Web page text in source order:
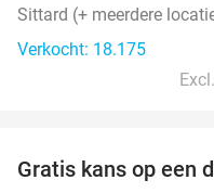
Sittard (+ meerdere
Verkocht: 18.175
Gratis kans op een